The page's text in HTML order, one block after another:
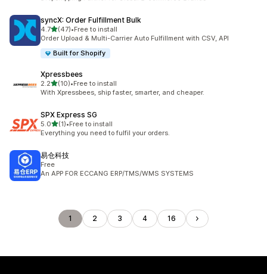
syncX: Order Fulfillment Bulk
4.7별 5개 중
(47)
총 리뷰 47개
•Free to install
Order Upload & Multi-Carrier Auto Fulfillment with CSV, API
Built for Shopify
Xpressbees
2.2별 5개 중
(10)
총 리뷰 10개
•Free to install
With Xpressbees, ship faster, smarter, and cheaper.
SPX Express SG
5.0별 5개 중
(1)
총 리뷰 1개
•Free to install
Everything you need to fulfil your orders.
易仓科技
Free
An APP FOR ECCANG ERP/TMS/WMS SYSTEMS
1 2 3 4 16